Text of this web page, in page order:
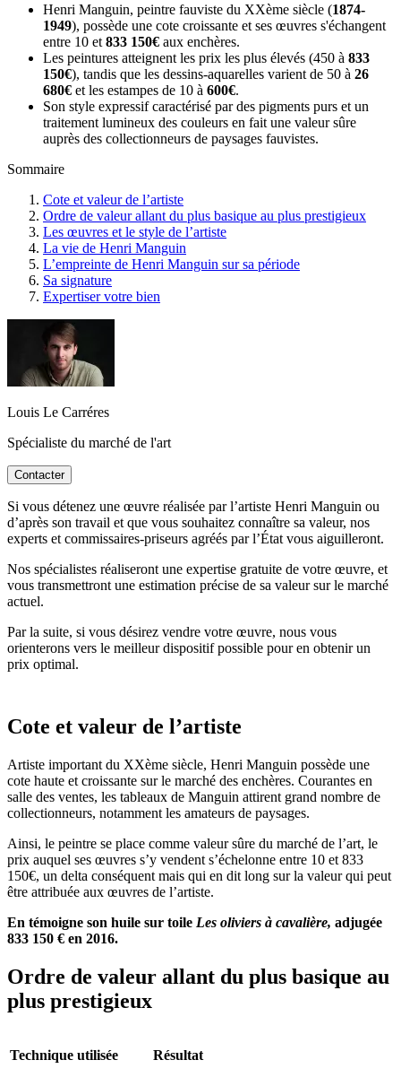
Henri Manguin, peintre fauviste du XXème siècle (1874-
1949), possède une cote croissante et ses œuvres s'échangent
entre 10 et 833 150€ aux enchères.
Les peintures atteignent les prix les plus élevés (450 à 833
150€), tandis que les dessins-aquarelles varient de 50 à 26
680€ et les estampes de 10 à 600€.
Son style expressif caractérisé par des pigments purs et un
traitement lumineux des couleurs en fait une valeur sûre
auprès des collectionneurs de paysages fauvistes.
Sommaire
Cote et valeur de l’artiste
Ordre de valeur allant du plus basique au plus prestigieux
Les œuvres et le style de l’artiste
La vie de Henri Manguin
L’empreinte de Henri Manguin sur sa période
Sa signature
Expertiser votre bien
Louis Le Carréres
Spécialiste du marché de l'art
Contacter
Si vous détenez une œuvre réalisée par l’artiste Henri Manguin ou
d’après son travail et que vous souhaitez connaître sa valeur, nos
experts et commissaires-priseurs agréés par l’État vous aiguilleront.
Nos spécialistes réaliseront une expertise gratuite de votre œuvre, et
vous transmettront une estimation précise de sa valeur sur le marché
actuel.
Par la suite, si vous désirez vendre votre œuvre, nous vous
orienterons vers le meilleur dispositif possible pour en obtenir un
prix optimal.
Cote et valeur de l’artiste
Artiste important du XXème siècle, Henri Manguin possède une
cote haute et croissante sur le marché des enchères. Courantes en
salle des ventes, les tableaux de Manguin attirent grand nombre de
collectionneurs, notamment les amateurs de paysages.
Ainsi, le peintre se place comme valeur sûre du marché de l’art, le
prix auquel ses œuvres s’y vendent s’échelonne entre 10 et 833
150€, un delta conséquent mais qui en dit long sur la valeur qui peut
être attribuée aux œuvres de l’artiste.
En témoigne son huile sur toile Les oliviers à cavalière, adjugée
833 150 € en 2016.
Ordre de valeur allant du plus basique au
plus prestigieux
Technique utilisée Résultat